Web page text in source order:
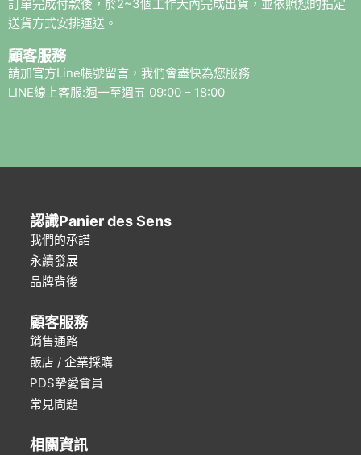
訂單完成付款後，於2~3個工作天內完成出貨，並依照您的指定
送貨方式安排運送。
顧客服務
請加官方Line帳號留言，我們會盡快為您服務
LINE線上客服:週一至週五 09:00 – 18:00
認識Panier des Sens
我們的承諾
永續發展
品牌背後
顧客服務
銷售通路
飯店 / 企業採購
PDS摯愛會員
常見問題
相關資訊